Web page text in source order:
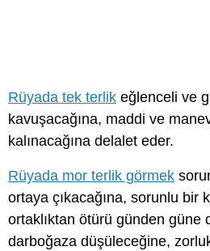
Rüyada tek terlik eğlenceli ve
kavuşacağına, maddi ve
kalınacağına delalet eder.
Rüyada mor terlik görmek
ortaya çıkacağına, sorunlu bir
ortaklıktan ötürü günden güne
darboğaza düşüleceğine,